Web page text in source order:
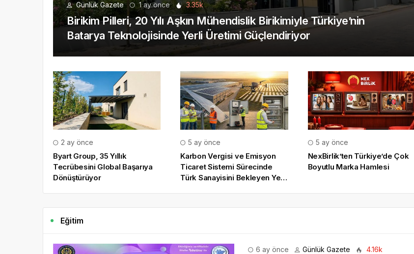
Günlük Gazete 1 ay önce 3.35k
Birikim Pilleri, 20 Yılı Aşkın Mühendislik Birikimiyle Türkiye’nin
Batarya Teknolojisinde Yerli Üretimi Güçlendiriyor
2 ay önce
Byart Group, 35 Yıllık
Tecrübesini Global Başarıya
Dönüştürüyor
5 ay önce
Karbon Vergisi ve Emisyon
Ticaret Sistemi Sürecinde
Türk Sanayisini Bekleyen Yeni
5 ay önce
NexBirlik’ten Türkiye’de Çok
Boyutlu Marka Hamlesi
Eğitim
6 ay önce Günlük Gazete 4.16k